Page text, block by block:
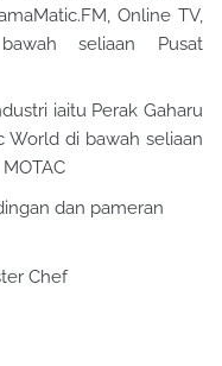
Online TV,
seliaan Pusat
iaitu Perak Gaharu
World di bawah seliaan
dan pameran
Chef